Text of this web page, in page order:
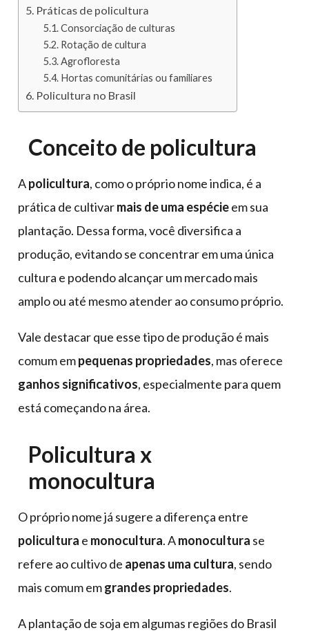
Práticas de policultura
Consorciação de culturas
Rotação de cultura
Agrofloresta
Hortas comunitárias ou familiares
Policultura no Brasil
Conceito de policultura
Apolicultura, como o próprio nome indica, é a
prática de cultivarmais de uma espécieem sua
plantação. Dessa forma, você diversifica a
produção, evitando se concentrar em uma única
cultura e podendo alcançar um mercado mais
amplo ou até mesmo atender ao consumo próprio.
Vale destacar que esse tipo de produção é mais
comum empequenas propriedades, mas oferece
ganhos significativos, especialmente para quem
está começando na área.
Policultura x
monocultura
O próprio nome já sugere a diferença entre
policultura e monocultura. Amonocultura se
refere ao cultivo de apenas uma cultura, sendo
mais comum emgrandes propriedades.
A plantação de soja em algumas regiões do Brasil